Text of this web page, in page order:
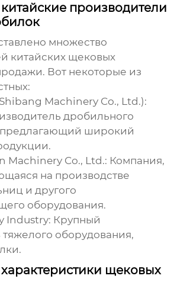
производители
множество
китайских щековых
. Вот некоторые из
Machinery Co., Ltd.):
дробильного
предлагающий широкий
Machinery Co., Ltd.: Компания,
на производстве
и другого
оборудования.
Industry: Крупный
оборудования,
щековых